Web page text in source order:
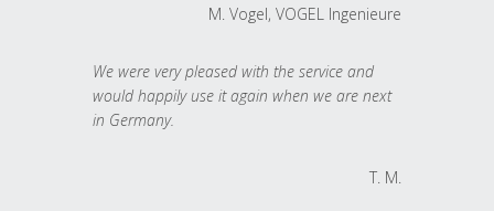
M. Vogel, VOGEL Ingenieure
We were very pleased with the service and
would happily use it again when we are next
in Germany.
T. M.